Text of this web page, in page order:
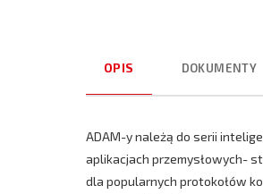
OPIS DOKUMENTY
ADAM-y należą do serii
aplikacjach przemysłowych-
dla popularnych protokołów